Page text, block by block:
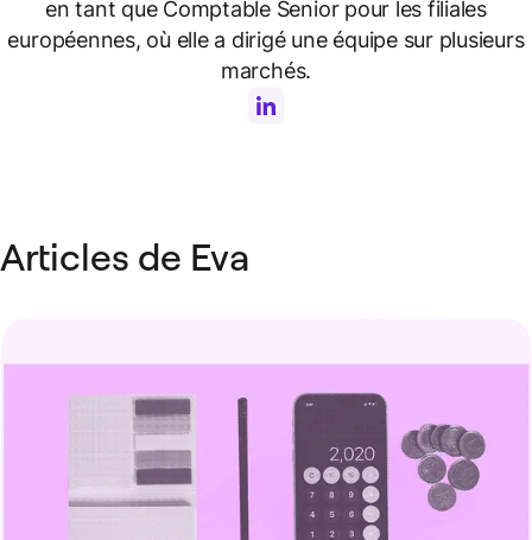
en tant que Comptable Senior pour les filiales
européennes, où elle a dirigé une équipe sur plusieurs
marchés.
Articles de Eva